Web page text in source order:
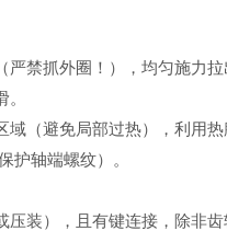
禁抓外圈！），均匀施力拉
（避免局部过热），利用
护轴端螺纹）。
装），且有键连接，除非